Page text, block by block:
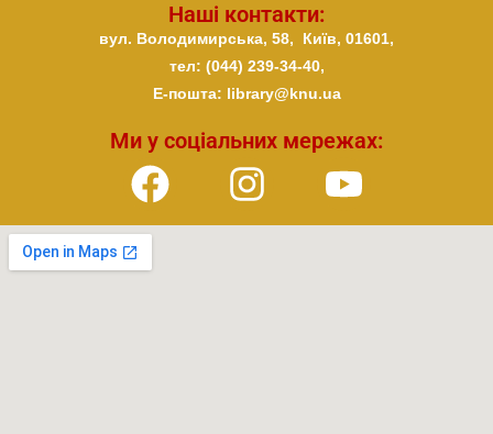
Наші контакти:
Ми у соціальних мережах:
вул. Володимирська, 58, Київ, 01601,
тел: (044) 239-34-40,
E-пошта: library@knu.ua